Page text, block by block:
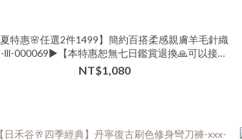
夏特惠🌸任選2件1499】簡約百搭柔感親膚羊毛針織
-lll-000069▶【本特惠恕無七日鑑賞退換🙏可以接受
的美女再下單💗】
NT$1,080